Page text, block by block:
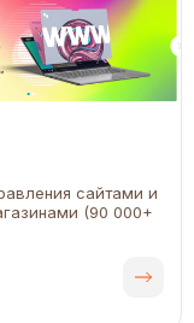
сайтами и
(90 000+